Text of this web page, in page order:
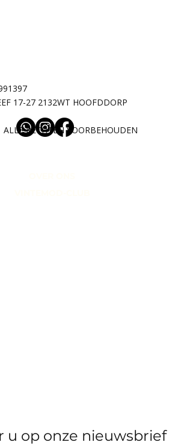
17-27 2132WT HOOFDDORP
RECHTEN VOORBEHOUDEN
u op onze nieuwsbrief